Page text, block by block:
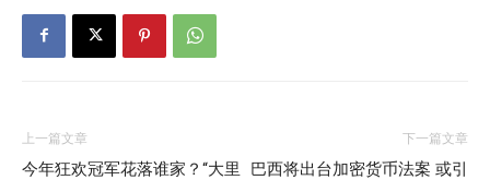
上一篇文章
今年狂欢冠军花落谁家？“大里
下一篇文章
巴西将出台加密货币法案 或引